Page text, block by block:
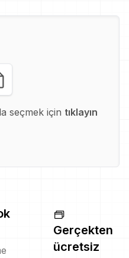
seçmek için tıklayın
Gerçekten
ücretsiz